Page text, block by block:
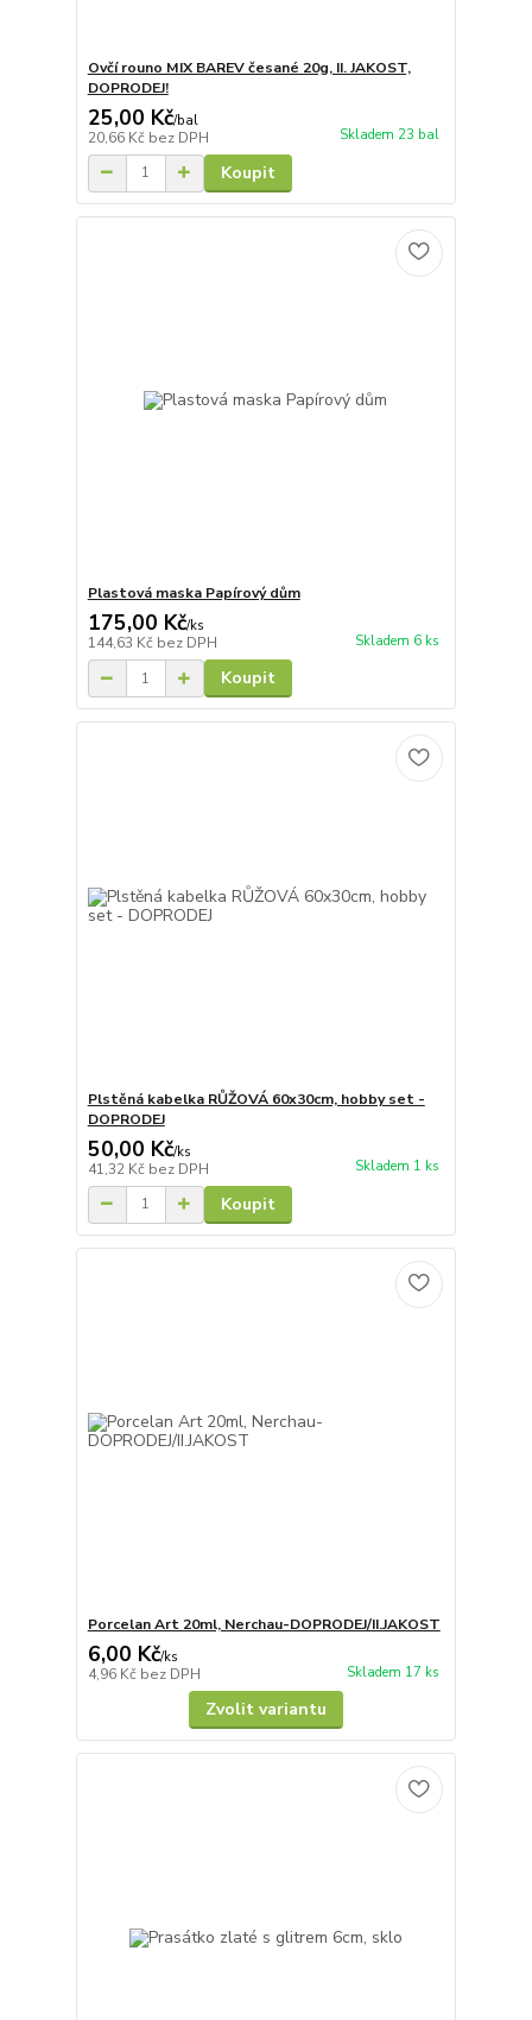
Ovčí rouno MIX BAREV česané 20g, II. JAKOST,
DOPRODEJ!
25,00 Kč/bal
20,66 Kč bez DPH Skladem 23 bal
Koupit
Plastová maska Papírový dům
175,00 Kč/ks
144,63 Kč bez DPH Skladem 6 ks
Koupit
Plstěná kabelka RŮŽOVÁ 60x30cm, hobby set -
DOPRODEJ
50,00 Kč/ks
41,32 Kč bez DPH Skladem 1 ks
Koupit
Porcelan Art 20ml, Nerchau-DOPRODEJ/II.JAKOST
6,00 Kč/ks
4,96 Kč bez DPH Skladem 17 ks
Zvolit variantu